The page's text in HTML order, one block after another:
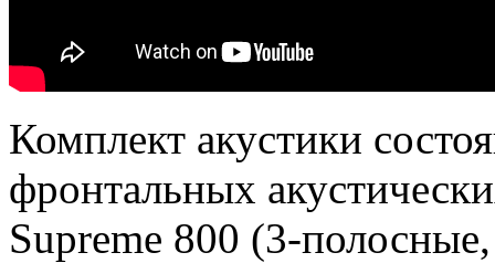
Комплект акустики
фронтальных
Supreme 800 (3-